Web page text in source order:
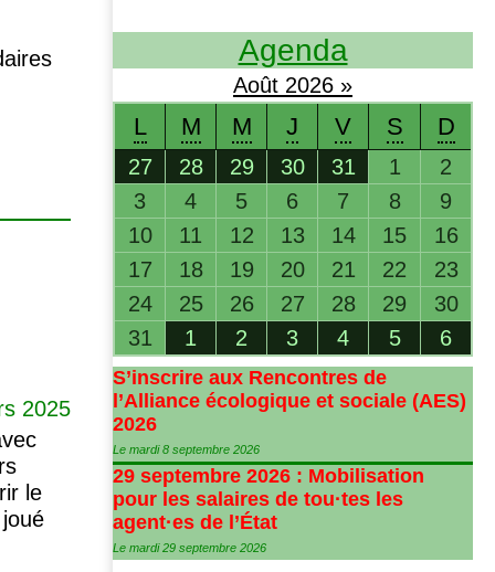
2025
le
Agenda
Août 2026 »
L M M J V S D
27 28 29 30 31 1
2
3
4 5 6 7 8
9
10
11 12 13 14 15
16
17
18 19 20 21 22
23
24
25 26 27 28 29
30
31
1 2 3 4 5 6
S’inscrire aux Rencontres de
l’Alliance écologique et sociale (AES)
2026
Le mardi 8 septembre 2026
29 septembre 2026 : Mobilisation
pour les salaires de tou·tes les
agent·es de l’État
Le mardi 29 septembre 2026